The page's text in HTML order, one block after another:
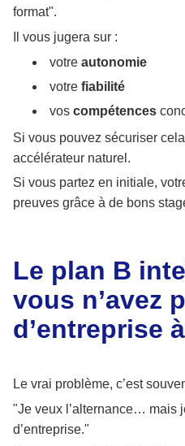
format".
Il vous jugera sur :
votre autonomie
votre fiabilité
vos compétences
Si vous pouvez sécuriser
accélérateur naturel.
Si vous partez en initiale,
preuves grâce à de bons
Le plan B
vous n’avez
d’entreprise
Le vrai problème, c’est
"Je veux l’alternance… mais
d’entreprise."